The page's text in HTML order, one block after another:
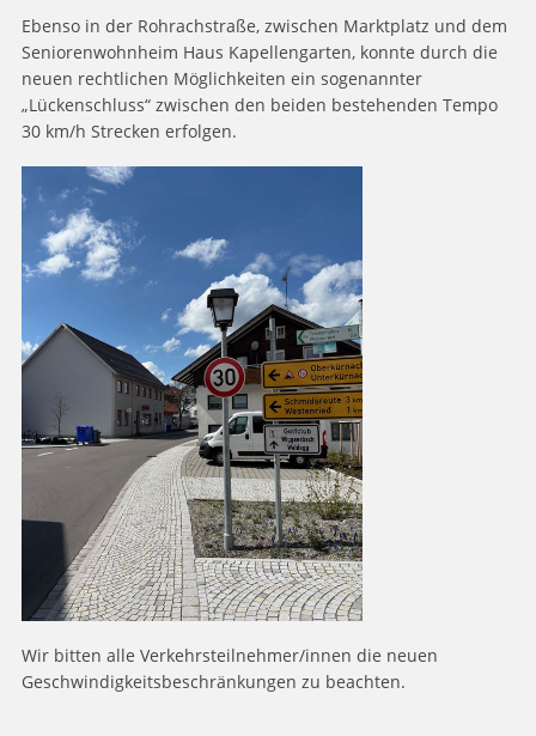
Ebenso in der Rohrachstraße, zwischen Marktplatz und dem
Seniorenwohnheim Haus Kapellengarten, konnte durch die
neuen rechtlichen Möglichkeiten ein sogenannter
„Lückenschluss“ zwischen den beiden bestehenden Tempo
30 km/h Strecken erfolgen.
Wir bitten alle Verkehrsteilnehmer/innen die neuen
Geschwindigkeitsbeschränkungen zu beachten.